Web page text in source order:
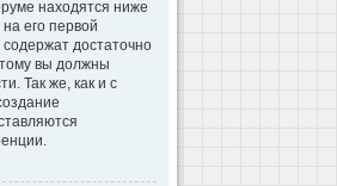
находятся ниже
его первой
достаточно
вы должны
Так же, как и с